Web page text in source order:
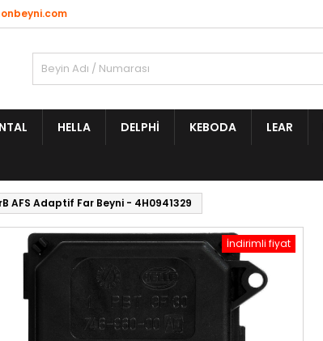
HELLA DELPHI KEBODA LEAR
AFS Adaptif Far Beyni - 4H0941329
İndirimli fiyat